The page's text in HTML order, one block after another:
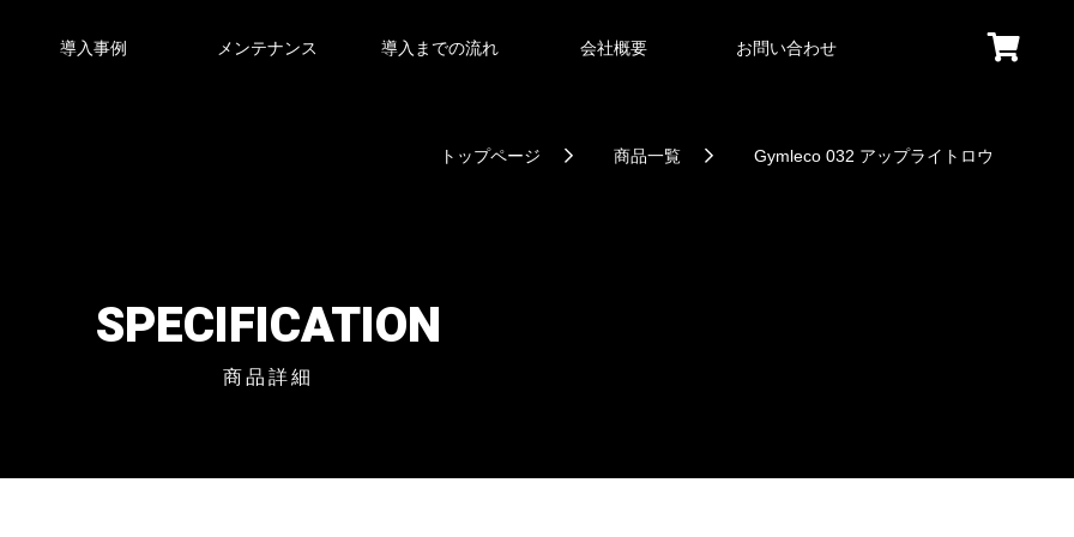
導入事例 メンテナンス 導入までの流れ 会社概要 お問い合わせ
トップページ 商品一覧 Gymleco 032 アップライトロウ
SPECIFICATION
商品詳細